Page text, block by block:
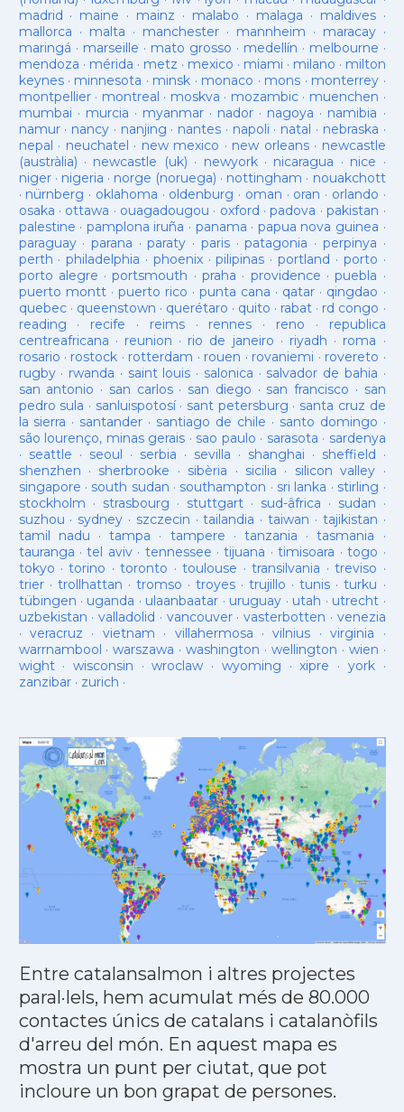
madrid · maine · mainz · malabo · malaga · maldives·
mallorca · malta · manchester· mannheim · maracay·
maringá · marseille · mato grosso · medellín · melbourne ·
mendoza · mérida · metz · mexico · miami · milano · milton
keynes· minnesota · minsk · monaco · mons · monterrey ·
montpellier· montreal · moskva · mozambic· muenchen ·
mumbai · murcia · myanmar· nador · nagoya · namibia ·
namur· nancy · nanjing · nantes · napoli · natal · nebraska ·
nepal · neuchatel · new mexico · new orleans· newcastle
(austràlia) · newcastle (uk) · newyork· nicaragua · nice ·
niger· nigeria · norge (noruega) · nottingham · nouakchott
· nürnberg · oklahoma · oldenburg · oman · oran · orlando ·
osaka · ottawa · ouagadougou · oxford ·padova ·pakistan ·
palestine · pamplona iruña · panama · papua nova guinea ·
paraguay· parana ·paraty · paris·patagonia · perpinya ·
perth ·philadelphia · phoenix·pilipinas ·portland · porto ·
porto alegre ·portsmouth ·praha · providence ·puebla ·
puerto montt· puerto rico ·punta cana · qatar · qingdao ·
quebec· queenstown · querétaro · quito · rabat · rd congo ·
reading · recife · reims· rennes · reno · republica
centreafricana · reunion · rio de janeiro · riyadh · roma ·
rosario · rostock · rotterdam · rouen · rovaniemi · rovereto ·
rugby· rwanda · saint louis · salonica · salvador de bahia ·
san antonio · san carlos· san diego · san francisco · san
pedro sula · sanluispotosí· sant petersburg · santa cruz de
la sierra · santander · santiago de chile · santo domingo ·
são lourenço, minas gerais · sao paulo · sarasota · sardenya
· seattle · seoul · serbia · sevilla · shanghai · sheffield ·
shenzhen · sherbrooke · sibèria · sicilia · silicon valley ·
singapore · south sudan · southampton · sri lanka · stirling ·
stockholm · strasbourg · stuttgart· sud-âfrica · sudan ·
suzhou · sydney · szczecin ·tailandia ·taiwan · tajikistan ·
tamil nadu ·tampa · tampere · tanzania ·tasmania ·
tauranga ·tel aviv· tennessee ·tijuana ·timisoara ·togo ·
tokyo ·torino ·toronto ·toulouse ·transilvania ·treviso ·
trier· trollhattan · tromso · troyes·trujillo ·tunis ·turku ·
tübingen · uganda · ulaanbaatar · uruguay · utah · utrecht ·
uzbekistan · valladolid · vancouver· vasterbotten · venezia
· veracruz · vietnam · villahermosa ·vilnius ·virginia ·
warrnambool ·warszawa ·washington · wellington · wien ·
wight· wisconsin ·wroclaw · wyoming ·xipre · york·
zanzibar· zurich ·
Entre catalansalmon i altres projectes
paral·lels, hem acumulat més de 80.000
contactes únics de catalans i catalanòfils
d'arreu del món. En aquest mapa es
mostra un punt per ciutat, que pot
incloure un bon grapat de persones.